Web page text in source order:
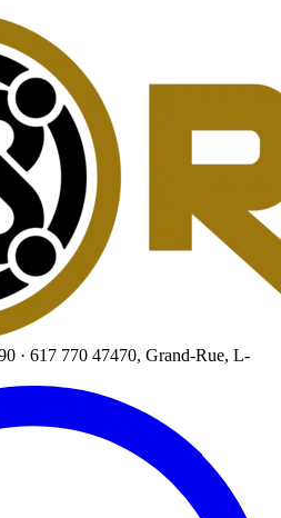
· 617 770 47470, Grand-Rue, L-